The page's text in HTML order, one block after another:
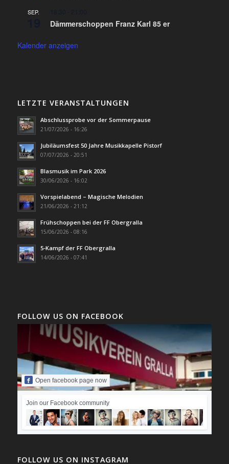
SEP.
Dämmerschoppen Franz Karl 85 er
Kalender anzeigen
LETZTE VERANSTALTUNGEN
Abschlussprobe vor der Sommerpause
21/07/2026 - 16:26
Jubiläumsfest 50 Jahre Musikkapelle Pistorf
07/07/2026 - 20:51
Blasmusik im Park 2026
30/06/2026 - 16:02
Vorspielabend – Magische Melodien
21/06/2026 - 21:12
Frühschoppen bei der FF Obergralla
15/06/2026 - 08:16
5-Kampf der FF Obergralla
14/06/2026 - 07:41
FOLLOW US ON FACEBOOK
Open facebook page now
Join our Facebook community
FOLLOW US ON INSTAGRAM